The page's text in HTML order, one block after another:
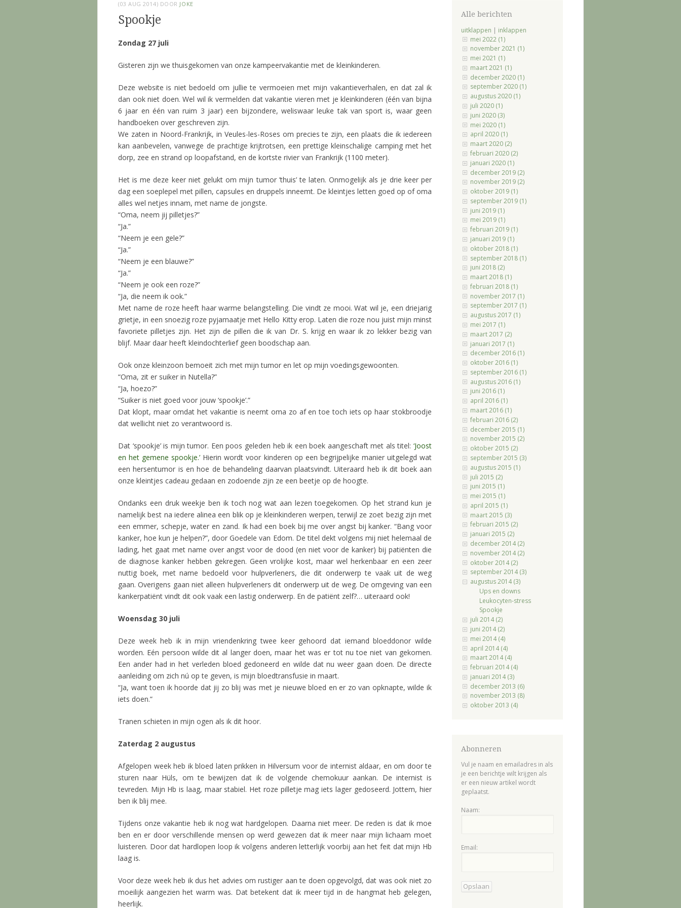
(03 AUG 2014) DOOR JOKE
Spookje
Zondag 27 juli
Gisteren zijn we thuisgekomen van onze kampeervakantie met de kleinkinderen.
Deze website is niet bedoeld om jullie te vermoeien met mijn vakantieverhalen, en dat zal ik
dan ook niet doen. Wel wil ik vermelden dat vakantie vieren met je kleinkinderen (één van bijna
6 jaar en één van ruim 3 jaar) een bijzondere, weliswaar leuke tak van sport is, waar geen
handboeken over geschreven zijn.
We zaten in Noord-Frankrijk, in Veules-les-Roses om precies te zijn, een plaats die ik iedereen
kan aanbevelen, vanwege de prachtige krijtrotsen, een prettige kleinschalige camping met het
dorp, zee en strand op loopafstand, en de kortste rivier van Frankrijk (1100 meter).
Het is me deze keer niet gelukt om mijn tumor ’thuis’ te laten. Onmogelijk als je drie keer per
dag een soeplepel met pillen, capsules en druppels inneemt. De kleintjes letten goed op of oma
alles wel netjes innam, met name de jongste.
“Oma, neem jij pilletjes?”
“Ja.”
“Neem je een gele?”
“Ja.”
“Neem je een blauwe?”
“Ja.”
“Neem je ook een roze?”
“Ja, die neem ik ook.”
Met name de roze heeft haar warme belangstelling. Die vindt ze mooi. Wat wil je, een driejarig
grietje, in een snoezig roze pyjamaatje met Hello Kitty erop. Laten die roze nou juist mijn minst
favoriete pilletjes zijn. Het zijn de pillen die ik van Dr. S. krijg en waar ik zo lekker bezig van
blijf. Maar daar heeft kleindochterlief geen boodschap aan.
Ook onze kleinzoon bemoeit zich met mijn tumor en let op mijn voedingsgewoonten.
“Oma, zit er suiker in Nutella?”
“Ja, hoezo?”
“Suiker is niet goed voor jouw ‘spookje’.”
Dat klopt, maar omdat het vakantie is neemt oma zo af en toe toch iets op haar stokbroodje
dat wellicht niet zo verantwoord is.
Dat ‘spookje’ is mijn tumor. Een poos geleden heb ik een boek aangeschaft met als titel: ‘Joost
en het gemene spookje.’ Hierin wordt voor kinderen op een begrijpelijke manier uitgelegd wat
een hersentumor is en hoe de behandeling daarvan plaatsvindt. Uiteraard heb ik dit boek aan
onze kleintjes cadeau gedaan en zodoende zijn ze een beetje op de hoogte.
Ondanks een druk weekje ben ik toch nog wat aan lezen toegekomen. Op het strand kun je
namelijk best na iedere alinea een blik op je kleinkinderen werpen, terwijl ze zoet bezig zijn met
een emmer, schepje, water en zand. Ik had een boek bij me over angst bij kanker. “Bang voor
kanker, hoe kun je helpen?”, door Goedele van Edom. De titel dekt volgens mij niet helemaal de
lading, het gaat met name over angst voor de dood (en niet voor de kanker) bij patiënten die
de diagnose kanker hebben gekregen. Geen vrolijke kost, maar wel herkenbaar en een zeer
nuttig boek, met name bedoeld voor hulpverleners, die dit onderwerp te vaak uit de weg
gaan. Overigens gaan niet alleen hulpverleners dit onderwerp uit de weg. De omgeving van een
kankerpatiënt vindt dit ook vaak een lastig onderwerp. En de patiënt zelf?… uiteraard ook!
Woensdag 30 juli
Deze week heb ik in mijn vriendenkring twee keer gehoord dat iemand bloeddonor wilde
worden. Eén persoon wilde dit al langer doen, maar het was er tot nu toe niet van gekomen.
Een ander had in het verleden bloed gedoneerd en wilde dat nu weer gaan doen. De directe
aanleiding om zich nú op te geven, is mijn bloedtransfusie in maart.
“Ja, want toen ik hoorde dat jij zo blij was met je nieuwe bloed en er zo van opknapte, wilde ik
iets doen.”
Tranen schieten in mijn ogen als ik dit hoor.
Zaterdag 2 augustus
Afgelopen week heb ik bloed laten prikken in Hilversum voor de internist aldaar, en om door te
sturen naar Hüls, om te bewijzen dat ik de volgende chemokuur aankan. De internist is
tevreden. Mijn Hb is laag, maar stabiel. Het roze pilletje mag iets lager gedoseerd. Jottem, hier
ben ik blij mee.
Tijdens onze vakantie heb ik nog wat hardgelopen. Daarna niet meer. De reden is dat ik moe
ben en er door verschillende mensen op werd gewezen dat ik meer naar mijn lichaam moet
luisteren. Door dat hardlopen loop ik volgens anderen letterlijk voorbij aan het feit dat mijn Hb
laag is.
Voor deze week heb ik dus het advies om rustiger aan te doen opgevolgd, dat was ook niet zo
moeilijk aangezien het warm was. Dat betekent dat ik meer tijd in de hangmat heb gelegen,
heerlijk.
Alle berichten
uitklappen | inklappen
mei 2022 (1)
november 2021 (1)
mei 2021 (1)
maart 2021 (1)
december 2020 (1)
september 2020 (1)
augustus 2020 (1)
juli 2020 (1)
juni 2020 (3)
mei 2020 (1)
april 2020 (1)
maart 2020 (2)
februari 2020 (2)
januari 2020 (1)
december 2019 (2)
november 2019 (2)
oktober 2019 (1)
september 2019 (1)
juni 2019 (1)
mei 2019 (1)
februari 2019 (1)
januari 2019 (1)
oktober 2018 (1)
september 2018 (1)
juni 2018 (2)
maart 2018 (1)
februari 2018 (1)
november 2017 (1)
september 2017 (1)
augustus 2017 (1)
mei 2017 (1)
maart 2017 (2)
januari 2017 (1)
december 2016 (1)
oktober 2016 (1)
september 2016 (1)
augustus 2016 (1)
juni 2016 (1)
april 2016 (1)
maart 2016 (1)
februari 2016 (2)
december 2015 (1)
november 2015 (2)
oktober 2015 (2)
september 2015 (3)
augustus 2015 (1)
juli 2015 (2)
juni 2015 (1)
mei 2015 (1)
april 2015 (1)
maart 2015 (3)
februari 2015 (2)
januari 2015 (2)
december 2014 (2)
november 2014 (2)
oktober 2014 (2)
september 2014 (3)
augustus 2014 (3)
Ups en downs
Leukocyten-stress
Spookje
juli 2014 (2)
juni 2014 (2)
mei 2014 (4)
april 2014 (4)
maart 2014 (4)
februari 2014 (4)
januari 2014 (3)
december 2013 (6)
november 2013 (8)
oktober 2013 (4)
Abonneren
Vul je naam en emailadres in als
je een berichtje wilt krijgen als
er een nieuw artikel wordt
geplaatst.
Naam:
Email: